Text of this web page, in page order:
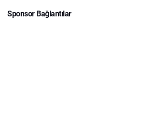
Sponsor Bağlantılar